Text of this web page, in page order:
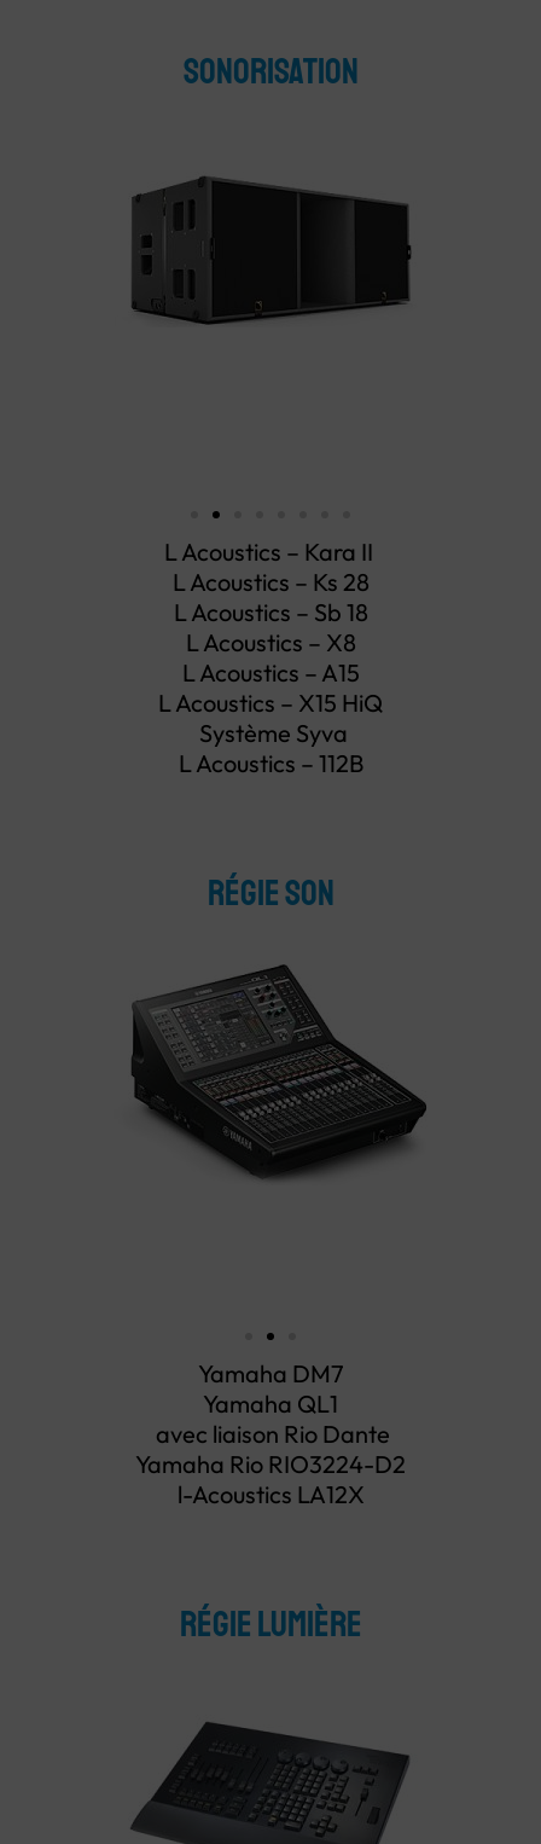
sonorisation
L Acoustics – Kara II
L Acoustics – Ks 28
L Acoustics – Sb 18
L Acoustics – X8
L Acoustics – A15
L Acoustics – X15 HiQ
Système Syva
L Acoustics – 112B
régie son
Yamaha DM7
Yamaha QL1
avec liaison Rio Dante
Yamaha Rio RIO3224-D2
l-Acoustics LA12X
régie lumière